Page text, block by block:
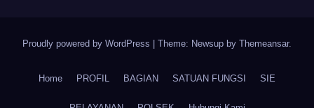
Proudly powered by WordPress Theme: Newsup by Themeansar.
Home PROFIL BAGIAN SATUAN FUNGSI SIE